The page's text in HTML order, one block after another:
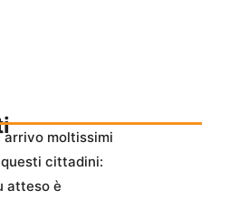
arrivo moltissimi
cittadini:
atteso è